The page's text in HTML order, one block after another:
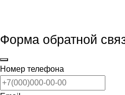
Форма обратной
Номер телефона